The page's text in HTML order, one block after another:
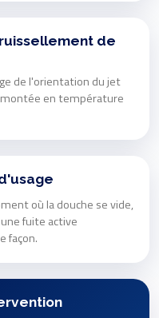
de
de l'orientation du jet
en température
où la douche se vide,
fuite active
façon.